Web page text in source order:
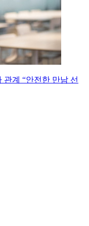
계 “안전한 만남 선